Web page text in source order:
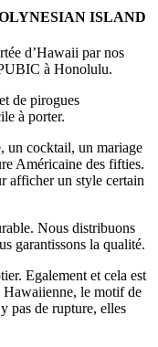
ISLAND
d’Hawaii par nos
à Honolulu.
de pirogues
à porter.
un cocktail, un mariage
Américaine des fifties.
afficher un style certain
Nous distribuons
garantissons la qualité.
Egalement et cela est
Hawaiienne, le motif de
pas de rupture, elles